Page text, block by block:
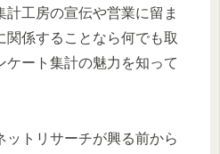
工房の宣伝や営業に留ま
関係することなら何でも取
ケート集計の魅力を知って
ットリサーチが興る前から